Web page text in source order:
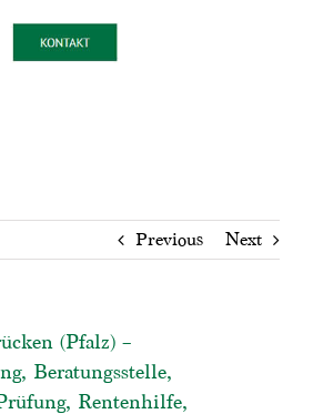
Previous Next
(Pfalz) –
Beratungsstelle,
Rentenhilfe,